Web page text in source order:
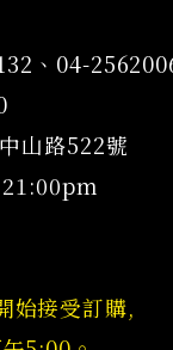
、04-
山路522號
始接受訂購,